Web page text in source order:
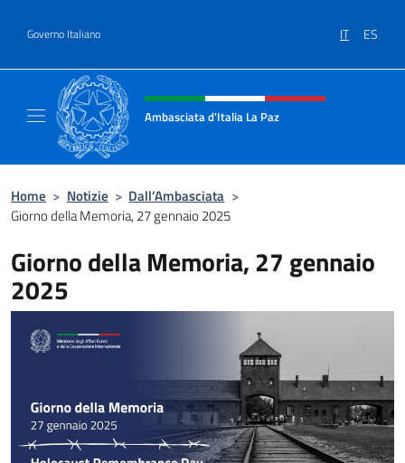
Governo Italiano IT ES
Intestazione sito, social e menù
Ambasciata d'Italia La Paz
Home > Notizie > Dall’Ambasciata >
Giorno della Memoria, 27 gennaio 2025
Giorno della Memoria, 27 gennaio
2025